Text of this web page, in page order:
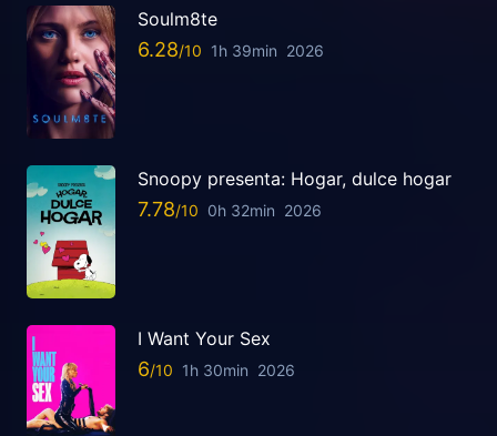
Soulm8te
6.28 1h 39min 2026
Snoopy presenta: Hogar, dulce hogar
7.78 0h 32min 2026
I Want Your Sex
6 1h 30min 2026